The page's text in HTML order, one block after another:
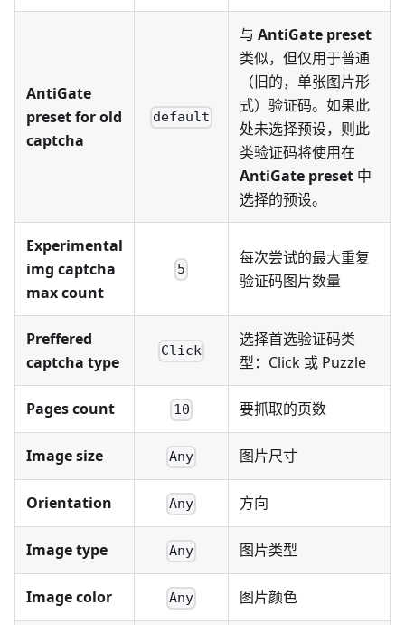
AntiGate
preset for old
captcha
default
与 AntiGate preset
类似，但仅用于普通
（旧的，单张图片形
式）验证码。如果此
处未选择预设，则此
类验证码将使用在
AntiGate preset 中
选择的预设。
Experimental
img captcha
max count
5
每次尝试的最大重复
验证码图片数量
Preffered
captcha type
Click
选择首选验证码类
型：Click 或 Puzzle
Pages count 10 要抓取的页数
Image size Any 图片尺寸
Orientation Any 方向
Image type Any 图片类型
Image color Any 图片颜色